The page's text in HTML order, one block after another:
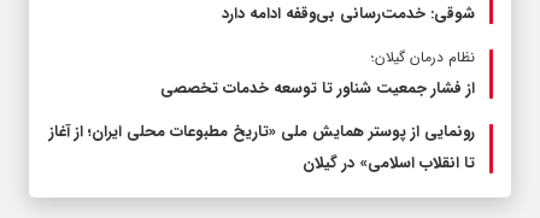
شوقی: خدمت‌رسانی بی‌وقفه ادامه دارد
نظام درمان گیلان؛
از فشار جمعیت شناور تا توسعه خدمات تخصصی
رونمایی از پوستر همایش ملی «تاریخ مطبوعات محلی ایران؛ از آغاز
تا انقلاب اسلامی» در گیلان